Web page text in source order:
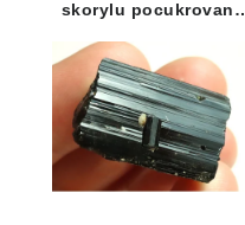
skorylu pocukrovaný